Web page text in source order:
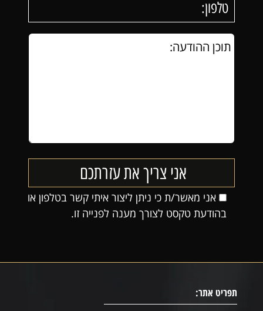
אני מאשר/ת כי ניתן ליצור איתי קשר בטלפון או
בהודעת טקסט לצורך מענה לפנייה זו.
תפריט אתר: